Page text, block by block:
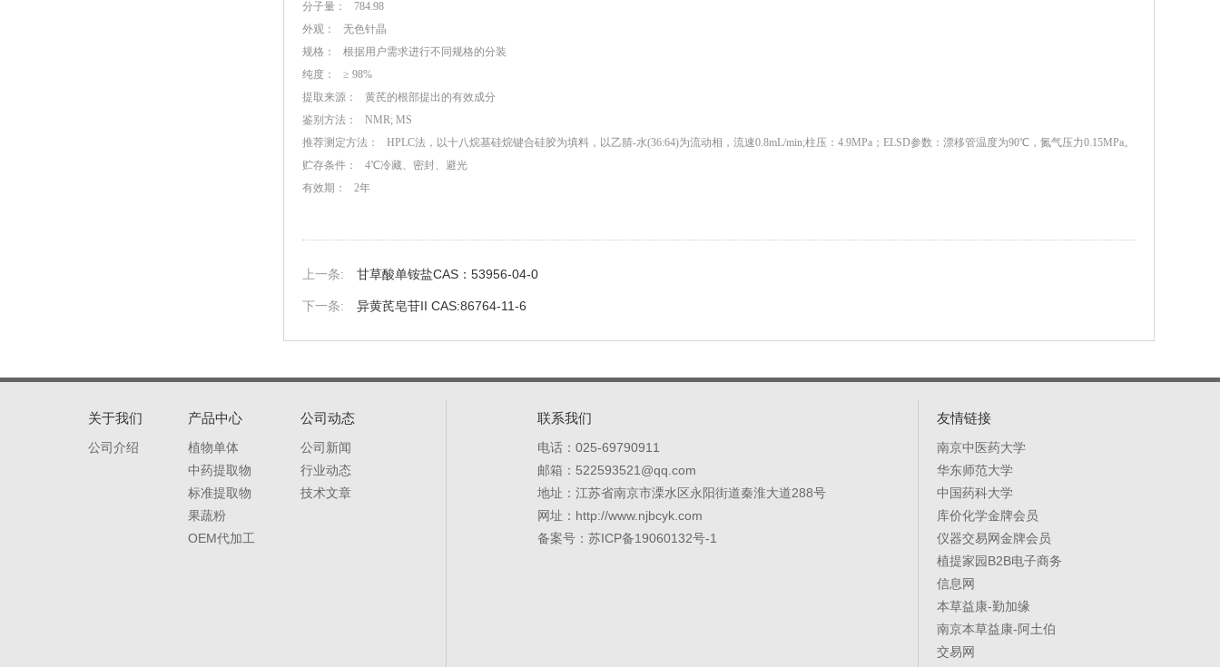
分子量：
784.98
外观：
无色针晶
规格：
根据用户需求进行不同规格的分装
纯度：
≥ 98%
提取来源：
黄芪的根部提出的有效成分
鉴别方法：
NMR; MS
推荐测定方法：
HPLC法，以十八烷基硅烷键合硅胶为填料，以乙腈-水(36:64)为流动相，流速0.8mL/min;柱压：4.9MPa；ELSD参数：漂移管温度为90℃，氮气压力0.15MPa。
贮存条件：
4℃冷藏、密封、避光
有效期：
2年
甘草酸单铵盐CAS：53956-04-0
异黄芪皂苷II CAS:86764-11-6
关于我们
公司介绍
产品中心
植物单体
中药提取物
标准提取物
果蔬粉
OEM代加工
公司动态
公司新闻
行业动态
技术文章
联系我们
电话：025-69790911
邮箱：522593521@qq.com
地址：江苏省南京市溧水区永阳街道秦淮大道288号
网址：http://www.njbcyk.com
备案号： 苏ICP备19060132号-1
友情链接
南京中医药大学
华东师范大学
中国药科大学
库价化学金牌会员
仪器交易网金牌会员
植提家园B2B电子商务
信息网
本草益康-勤加缘
南京本草益康-阿土伯
交易网